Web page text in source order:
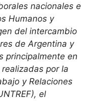
nacionales e
Humanos y
del intercambio
de Argentina y
principalmente en
por la
y Relaciones
el